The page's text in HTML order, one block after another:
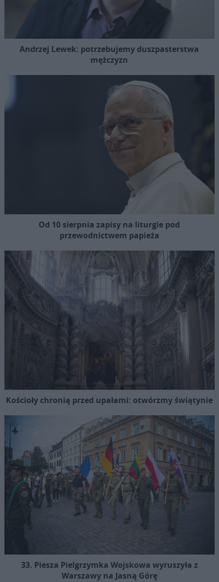
Andrzej Lewek: potrzebujemy duszpasterstwa
mężczyzn
Od 10 sierpnia zapisy na liturgie pod
przewodnictwem papieża
Kościoły chronią przed upałami: otwórzmy świątynie
33. Piesza Pielgrzymka Wojskowa wyruszyła z
Warszawy na Jasną Górę